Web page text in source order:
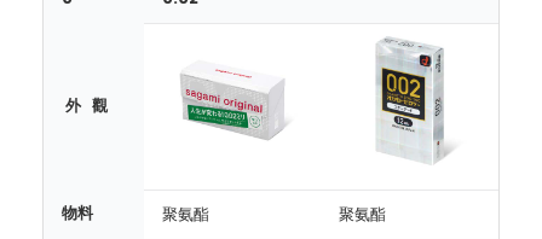
外 觀
物料 聚氨酯 聚氨酯